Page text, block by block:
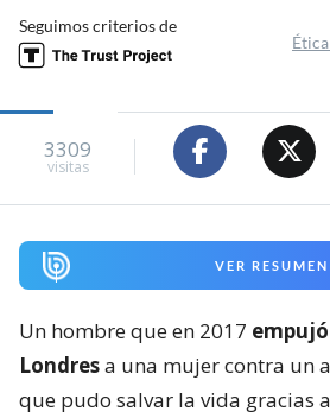
Seguimos criterios de
3309
visitas
VER RESUMEN
Un hombre que en 2017
Londresa una mujer contra un
que pudo salvar la vida gracias